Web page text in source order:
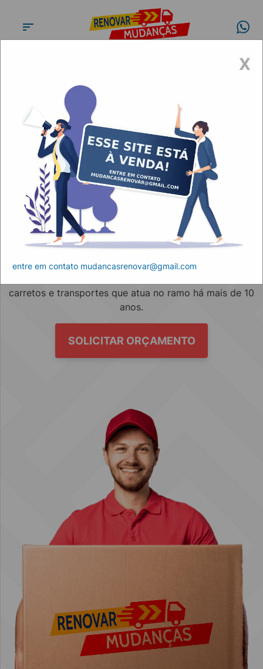
Conheça a
Renovar
Mudanças
carretos e transportes que atua no ramo há mais de 10
anos.
SOLICITAR ORÇAMENTO
X
entre em contato mudancasrenovar@gmail.com